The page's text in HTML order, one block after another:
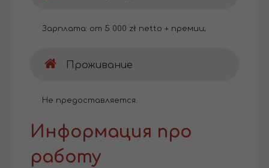
Зарплата: от 5 000 zł netto + премии;
Проживание
Не предоставляется.
Информация про
работу